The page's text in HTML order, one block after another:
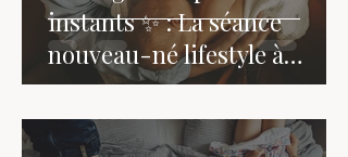
instants ✨ : La séance
nouveau-né lifestyle à
domicile